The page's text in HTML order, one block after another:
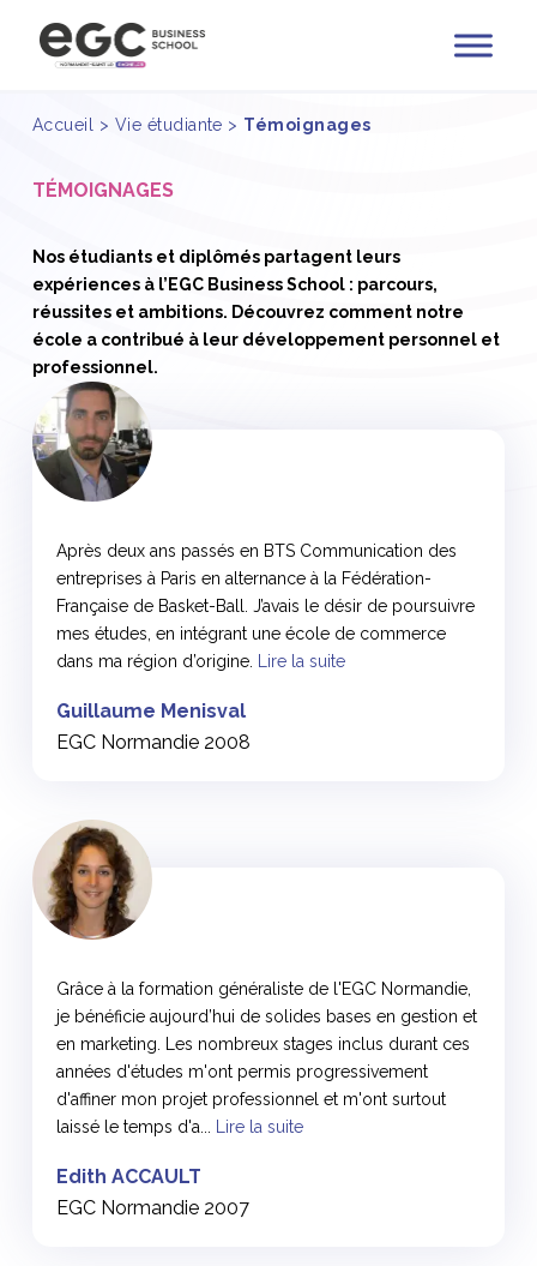
Accueil > Vie étudiante > Témoignages
TÉMOIGNAGES
Nos étudiants et diplômés partagent leurs
expériences à l’EGC Business School : parcours,
réussites et ambitions. Découvrez comment notre
école a contribué à leur développement personnel et
professionnel.
Après deux ans passés en BTS Communication des
entreprises à Paris en alternance à la Fédération-
Française de Basket-Ball. J’avais le désir de poursuivre
mes études, en intégrant une école de commerce
dans ma région d’origine.
Lire la suite
Guillaume Menisval
EGC Normandie 2008
Grâce à la formation généraliste de l'EGC Normandie,
je bénéficie aujourd’hui de solides bases en gestion et
en marketing. Les nombreux stages inclus durant ces
années d'études m'ont permis progressivement
d'affiner mon projet professionnel et m'ont surtout
laissé le temps d'a...
Lire la suite
Edith ACCAULT
EGC Normandie 2007